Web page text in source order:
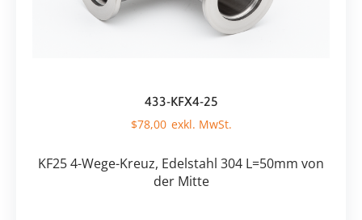
433-KFX4-25
$78,00
KF25 4-Wege-Kreuz, Edelstahl 304 L=50mm von
der Mitte